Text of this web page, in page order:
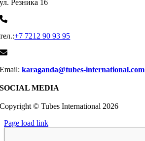
ул. Резника 16
тел.:+7 7212 90 93 95
Email:karaganda@tubes-international.com
SOCIAL MEDIA
Copyright © Tubes International 2026
Page load link